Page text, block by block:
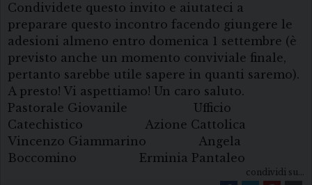
Condividete questo invito e aiutateci a
preparare questo incontro facendo giungere le
adesioni almeno entro domenica 1 settembre (è
previsto anche un momento conviviale finale,
pertanto sarebbe utile sapere in quanti saremo).
A presto! Vi aspettiamo! Un caro saluto.
Pastorale Giovanile Ufficio
Catechistico Azione Cattolica
Vincenzo Giammarino Angela
Boccomino Erminia Pantaleo
condividi su...